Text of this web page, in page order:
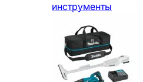
инструменты